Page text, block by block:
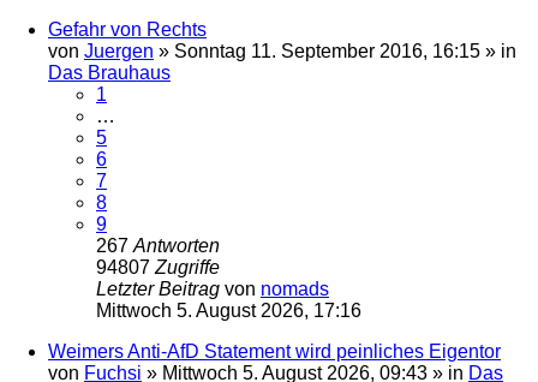
Gefahr von Rechts
von Juergen » Sonntag 11. September 2016, 16:15 » in
Das Brauhaus
1
…
5
6
7
8
9
267 Antworten
94807 Zugriffe
Letzter Beitrag von nomads
Mittwoch 5. August 2026, 17:16
Weimers Anti-AfD Statement wird peinliches Eigentor
von Fuchsi » Mittwoch 5. August 2026, 09:43 » in Das